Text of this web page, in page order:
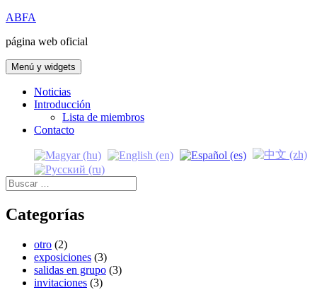
Saltar
contenido
ABFA
página web oficial
Menú y widgets
Noticias
Introducción
Lista de miembros
Contacto
Buscar:
Categorías
otro (2)
exposiciones (3)
salidas en grupo (3)
invitaciones (3)